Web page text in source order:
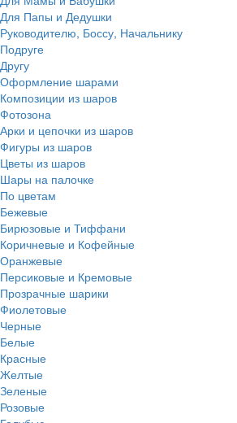
Для Папы и Дедушки
Руководителю, Боссу, Начальнику
Подруге
Другу
Оформление шарами
Композиции из шаров
Фотозона
Арки и цепочки из шаров
Фигуры из шаров
Цветы из шаров
Шары на палочке
По цветам
Бежевые
Бирюзовые и Тиффани
Коричневые и Кофейные
Оранжевые
Персиковые и Кремовые
Прозрачные шарики
Фиолетовые
Черные
Белые
Красные
Желтые
Зеленые
Розовые